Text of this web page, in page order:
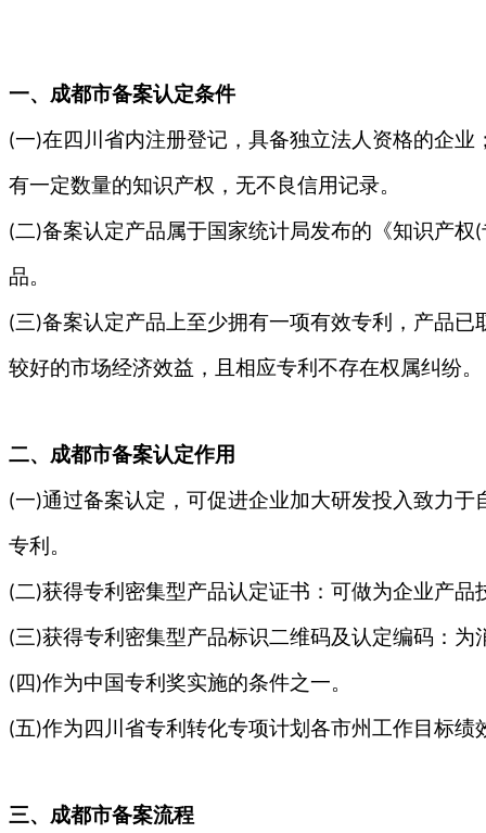
一、 成都市备案认定条件
(一)在四川省内注册登记，具备独立法人资格的企业
有一定数量的知识产权，无不良信用记录。
(二)备案认定产品属于国家统计局发布的《知识产权(
品。
(三)备案认定产品上至少拥有一项有效专利，产品已
较好的市场经济效益，且相应专利不存在权属纠纷。
二、 成都市备案认定作用
(一)通过备案认定，可促进企业加大研发投入致力
专利。
(二)获得专利密集型产品认定证书：可做为企业产
(三)获得专利密集型产品标识二维码及认定编码：
(四)作为中国专利奖实施的条件之一。
(五)作为四川省专利转化专项计划各市州工作目标绩
三、 成都市备案流程